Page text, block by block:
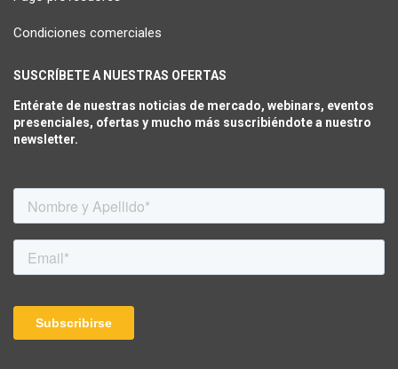
Condiciones comerciales
SUSCRÍBETE A NUESTRAS OFERTAS
Entérate de nuestras noticias de mercado, webinars, eventos
presenciales, ofertas y mucho más suscribiéndote a nuestro
newsletter.